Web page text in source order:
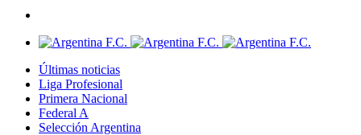
Últimas noticias
Liga Profesional
Primera Nacional
Federal A
Selección Argentina